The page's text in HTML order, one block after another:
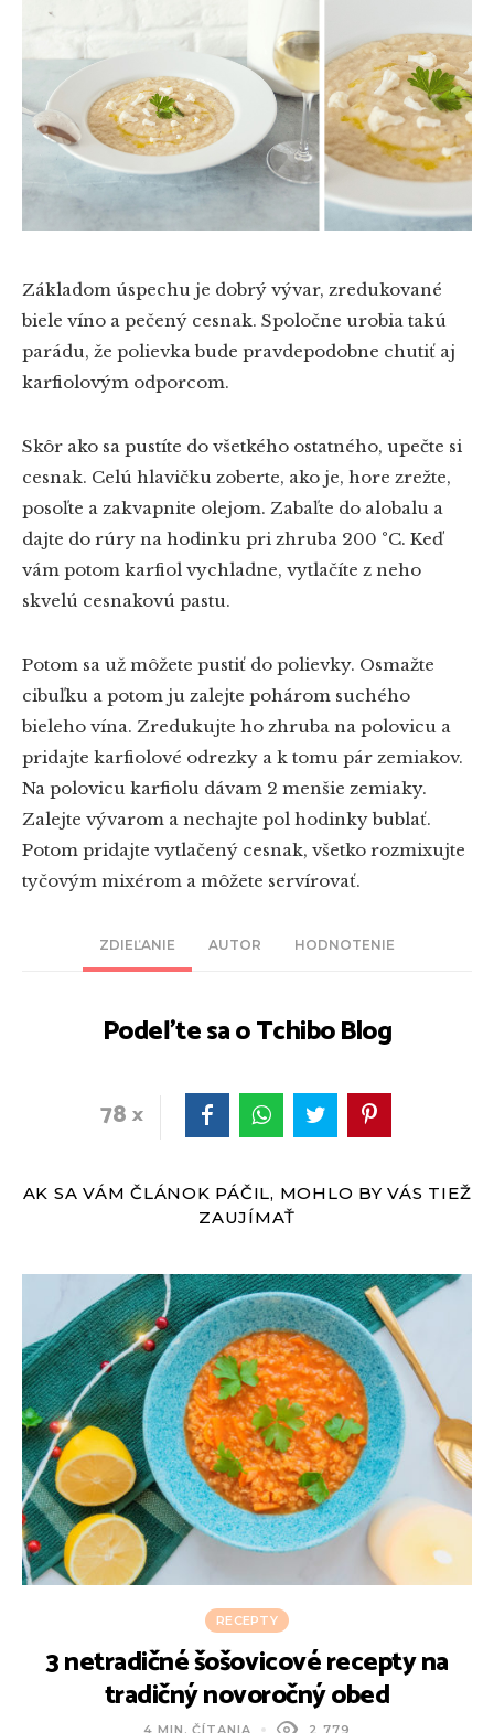
ZDIEĽANIE AUTOR HODNOTENIE
Podeľte sa o Tchibo Blog
78
Základom úspechu je dobrý vývar, zredukované
biele víno a pečený cesnak. Spoločne urobia takú
parádu, že polievka bude pravdepodobne chutiť aj
karfiolovým odporcom.
Skôr ako sa pustíte do všetkého ostatného, upečte si
cesnak. Celú hlavičku zoberte, ako je, hore zrežte,
posoľte a zakvapnite olejom. Zabaľte do alobalu a
dajte do rúry na hodinku pri zhruba 200 °C. Keď
vám potom karfiol vychladne, vytlačíte z neho
skvelú cesnakovú pastu.
Potom sa už môžete pustiť do polievky. Osmažte
cibuľku a potom ju zalejte pohárom suchého
bieleho vína. Zredukujte ho zhruba na polovicu a
pridajte karfiolové odrezky a k tomu pár zemiakov.
Na polovicu karfiolu dávam 2 menšie zemiaky.
Zalejte vývarom a nechajte pol hodinky bublať.
Potom pridajte vytlačený cesnak, všetko rozmixujte
tyčovým mixérom a môžete servírovať.
AK SA VÁM ČLÁNOK PÁČIL, MOHLO BY VÁS TIEŽ
ZAUJÍMAŤ
RECEPTY
3 netradičné šošovicové recepty na
tradičný novoročný obed